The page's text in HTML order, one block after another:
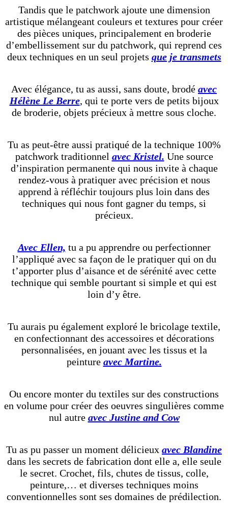
Tandis que le patchwork ajoute une dimension
artistique mélangeant couleurs et textures pour créer
des pièces uniques, principalement en broderie
d’embellissement sur du patchwork, qui reprend ces
deux techniques en un seul projets que je transmets
Avec élégance, tu as aussi, sans doute, brodé avec
Hélène Le Berre, qui te porte vers de petits bijoux
de broderie, objets précieux à mettre sous cloche.
Tu as peut-être aussi pratiqué de la technique 100%
patchwork traditionnel avec Kristel. Une source
d’inspiration permanente qui nous invite à chaque
rendez-vous à pratiquer avec précision et nous
apprend à réfléchir toujours plus loin dans des
techniques qui nous font gagner du temps, si
précieux.
Avec Ellen, tu a pu apprendre ou perfectionner
l’appliqué avec sa façon de le pratiquer qui on du
t’apporter plus d’aisance et de sérénité avec cette
technique qui semble pourtant si simple et qui est
loin d’y être.
Tu aurais pu également exploré le bricolage textile,
en confectionnant des accessoires et décorations
personnalisées, en jouant avec les tissus et la
peinture avec Martine.
Ou encore monter du textiles sur des constructions
en volume pour créer des oeuvres singulières comme
nul autre avec Justine and Cow
Tu as pu passer un moment délicieux avec Blandine
dans les secrets de fabrication dont elle a, elle seule
le secret. Crochet, fils, chutes de tissus, colle,
peinture,… et diverses techniques moins
conventionnelles sont ses domaines de prédilection.